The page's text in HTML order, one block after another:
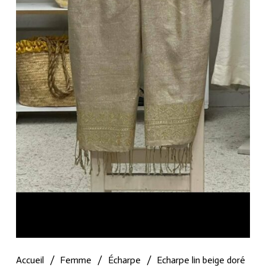
Accueil / Femme / Écharpe / Echarpe lin beige doré